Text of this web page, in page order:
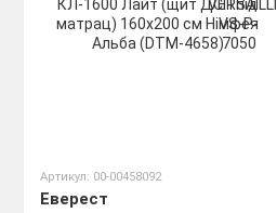
Артикул: 00-00458092
Еверест